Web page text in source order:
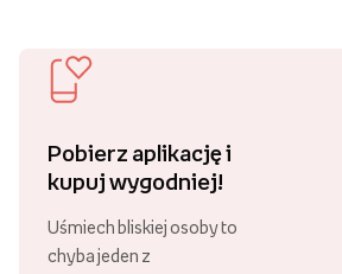
Pobierz aplikację i
kupuj wygodniej!
Uśmiech bliskiej osoby to
chyba jeden z